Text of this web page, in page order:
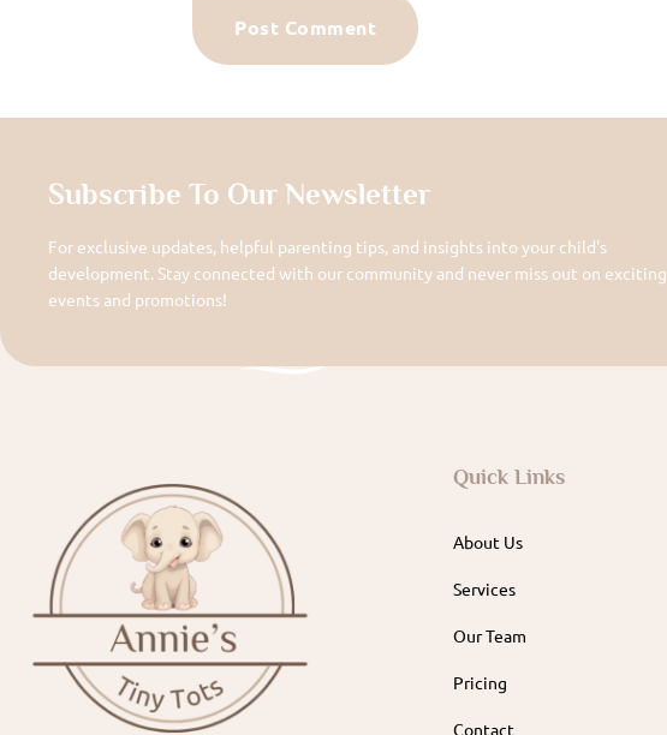
Subscribe To Our Newsletter
For exclusive updates, helpful parenting tips, and insights into your child's
development. Stay connected with our community and never miss out on exciting
events and promotions!
Quick Links
About Us
Services
Our Team
Pricing
Contact